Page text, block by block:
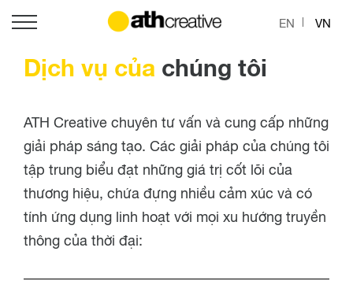
EN VN
Dịch vụ của chúng tôi
ATH Creative chuyên tư vấn và cung cấp những
giải pháp sáng tạo. Các giải pháp của chúng tôi
tập trung biểu đạt những giá trị cốt lõi của
thương hiệu, chứa đựng nhiều cảm xúc và có
tính ứng dụng linh hoạt với mọi xu hướng truyền
thông của thời đại: